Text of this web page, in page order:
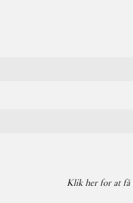
Klik her for at få